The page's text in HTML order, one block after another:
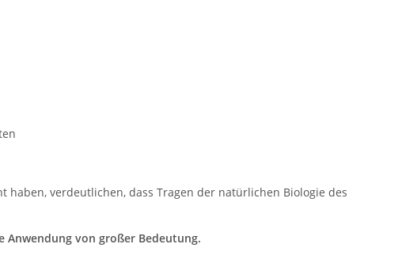
haben, verdeutlichen, dass Tragen der natürlichen Biologie des
Anwendung von großer Bedeutung.